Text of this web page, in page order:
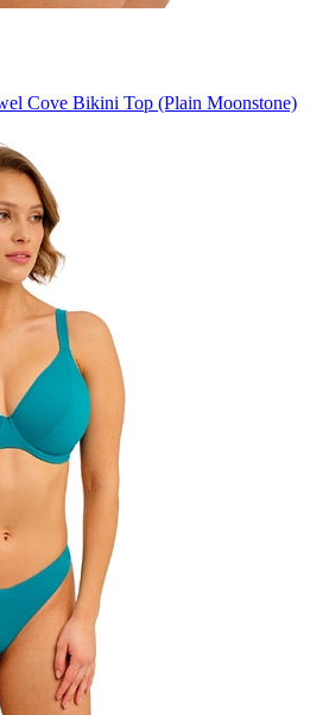
Cove Bikini Top (Plain Moonstone)